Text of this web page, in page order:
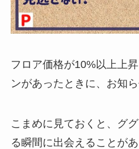
フロア価格が10%以上上
ンがあったときに、お知
こまめに見ておくと、グ
る瞬間に出会えることがあ